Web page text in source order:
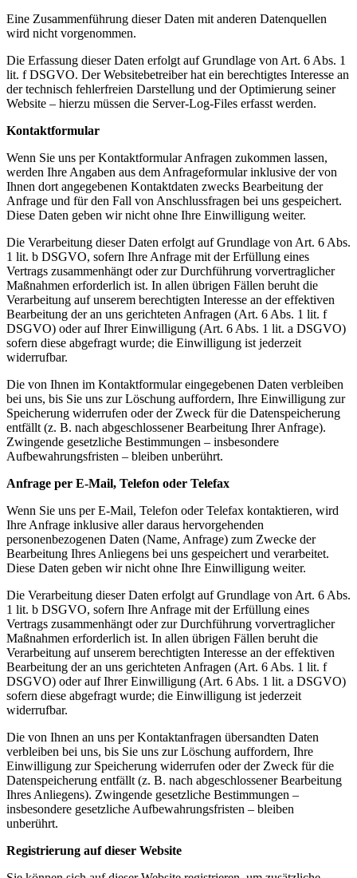
Eine Zusammenführung dieser Daten mit anderen Datenquellen
wird nicht vorgenommen.
Die Erfassung dieser Daten erfolgt auf Grundlage von Art. 6 Abs. 1
lit. f DSGVO. Der Websitebetreiber hat ein berechtigtes Interesse an
der technisch fehlerfreien Darstellung und der Optimierung seiner
Website – hierzu müssen die Server-Log-Files erfasst werden.
Kontaktformular
Wenn Sie uns per Kontaktformular Anfragen zukommen lassen,
werden Ihre Angaben aus dem Anfrageformular inklusive der von
Ihnen dort angegebenen Kontaktdaten zwecks Bearbeitung der
Anfrage und für den Fall von Anschlussfragen bei uns gespeichert.
Diese Daten geben wir nicht ohne Ihre Einwilligung weiter.
Die Verarbeitung dieser Daten erfolgt auf Grundlage von Art. 6 Abs.
1 lit. b DSGVO, sofern Ihre Anfrage mit der Erfüllung eines
Vertrags zusammenhängt oder zur Durchführung vorvertraglicher
Maßnahmen erforderlich ist. In allen übrigen Fällen beruht die
Verarbeitung auf unserem berechtigten Interesse an der effektiven
Bearbeitung der an uns gerichteten Anfragen (Art. 6 Abs. 1 lit. f
DSGVO) oder auf Ihrer Einwilligung (Art. 6 Abs. 1 lit. a DSGVO)
sofern diese abgefragt wurde; die Einwilligung ist jederzeit
widerrufbar.
Die von Ihnen im Kontaktformular eingegebenen Daten verbleiben
bei uns, bis Sie uns zur Löschung auffordern, Ihre Einwilligung zur
Speicherung widerrufen oder der Zweck für die Datenspeicherung
entfällt (z. B. nach abgeschlossener Bearbeitung Ihrer Anfrage).
Zwingende gesetzliche Bestimmungen – insbesondere
Aufbewahrungsfristen – bleiben unberührt.
Anfrage per E-Mail, Telefon oder Telefax
Wenn Sie uns per E-Mail, Telefon oder Telefax kontaktieren, wird
Ihre Anfrage inklusive aller daraus hervorgehenden
personenbezogenen Daten (Name, Anfrage) zum Zwecke der
Bearbeitung Ihres Anliegens bei uns gespeichert und verarbeitet.
Diese Daten geben wir nicht ohne Ihre Einwilligung weiter.
Die Verarbeitung dieser Daten erfolgt auf Grundlage von Art. 6 Abs.
1 lit. b DSGVO, sofern Ihre Anfrage mit der Erfüllung eines
Vertrags zusammenhängt oder zur Durchführung vorvertraglicher
Maßnahmen erforderlich ist. In allen übrigen Fällen beruht die
Verarbeitung auf unserem berechtigten Interesse an der effektiven
Bearbeitung der an uns gerichteten Anfragen (Art. 6 Abs. 1 lit. f
DSGVO) oder auf Ihrer Einwilligung (Art. 6 Abs. 1 lit. a DSGVO)
sofern diese abgefragt wurde; die Einwilligung ist jederzeit
widerrufbar.
Die von Ihnen an uns per Kontaktanfragen übersandten Daten
verbleiben bei uns, bis Sie uns zur Löschung auffordern, Ihre
Einwilligung zur Speicherung widerrufen oder der Zweck für die
Datenspeicherung entfällt (z. B. nach abgeschlossener Bearbeitung
Ihres Anliegens). Zwingende gesetzliche Bestimmungen –
insbesondere gesetzliche Aufbewahrungsfristen – bleiben
unberührt.
Registrierung auf dieser Website